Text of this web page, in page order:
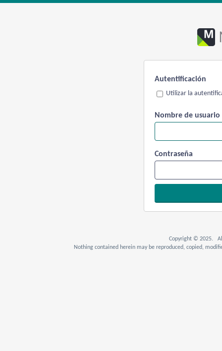
Autentificación
Utilizar la
Nombre de usuario
Contraseña
Copyright © 2025. All
Nothing contained herein may be reproduced, copied,